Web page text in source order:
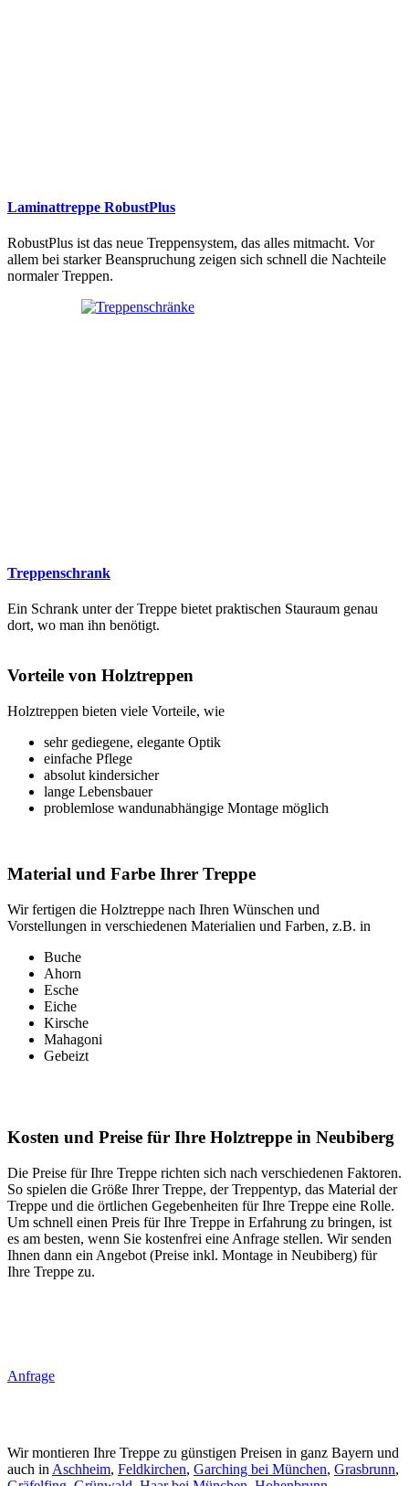
Laminattreppe RobustPlus
RobustPlus ist das neue Treppensystem, das alles mitmacht. Vor
allem bei starker Beanspruchung zeigen sich schnell die Nachteile
normaler Treppen.
Treppenschrank
Ein Schrank unter der Treppe bietet praktischen Stauraum genau
dort, wo man ihn benötigt.
Vorteile von Holztreppen
Holztreppen bieten viele Vorteile, wie
sehr gediegene, elegante Optik
einfache Pflege
absolut kindersicher
lange Lebensbauer
problemlose wandunabhängige Montage möglich
Material und Farbe Ihrer Treppe
Wir fertigen die Holztreppe nach Ihren Wünschen und
Vorstellungen in verschiedenen Materialien und Farben, z.B. in
Buche
Ahorn
Esche
Eiche
Kirsche
Mahagoni
Gebeizt
Kosten und Preise für Ihre Holztreppe in Neubiberg
Die Preise für Ihre Treppe richten sich nach verschiedenen Faktoren.
So spielen die Größe Ihrer Treppe, der Treppentyp, das Material der
Treppe und die örtlichen Gegebenheiten für Ihre Treppe eine Rolle.
Um schnell einen Preis für Ihre Treppe in Erfahrung zu bringen, ist
es am besten, wenn Sie kostenfrei eine Anfrage stellen. Wir senden
Ihnen dann ein Angebot (Preise inkl. Montage in Neubiberg) für
Ihre Treppe zu.
Anfrage
Wir montieren Ihre Treppe zu günstigen Preisen in ganz Bayern und
auch in Aschheim, Feldkirchen, Garching bei München, Grasbrunn,